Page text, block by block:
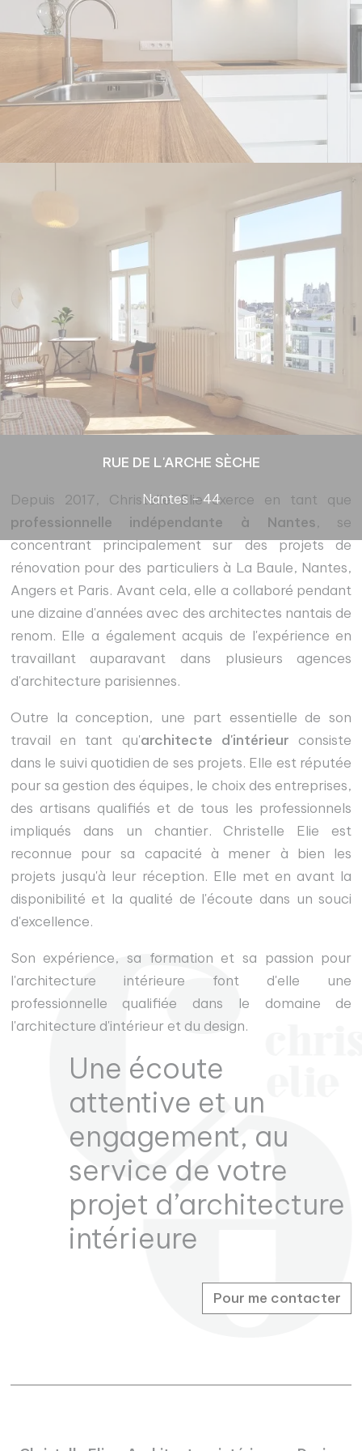
ANCIENNE MAISON DE MAÎTRE
Saint Julien de Concelles - 44
RUE DE L'ARCHE SÈCHE
Nantes - 44
Depuis 2017, Christelle Elie exerce en tant que
professionnelle indépendante à Nantes, se
concentrant principalement sur des projets de
rénovation pour des particuliers à La Baule, Nantes,
Angers et Paris. Avant cela, elle a collaboré pendant
une dizaine d'années avec des architectes nantais de
renom. Elle a également acquis de l'expérience en
travaillant auparavant dans plusieurs agences
d'architecture parisiennes.
Outre la conception, une part essentielle de son
travail en tant qu'architecte d'intérieur consiste
dans le suivi quotidien de ses projets. Elle est réputée
pour sa gestion des équipes, le choix des entreprises,
des artisans qualifiés et de tous les professionnels
impliqués dans un chantier. Christelle Elie est
reconnue pour sa capacité à mener à bien les
projets jusqu'à leur réception. Elle met en avant la
disponibilité et la qualité de l'écoute dans un souci
d'excellence.
Son expérience, sa formation et sa passion pour
l'architecture intérieure font d'elle une
professionnelle qualifiée dans le domaine de
l'architecture d'intérieur et du design.
Une écoute
attentive et un
engagement, au
service de votre
projet d’architecture
intérieure
Pour me contacter